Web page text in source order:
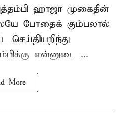
ஹாஜா முகைதீன்
போதைக் கும்பலால்
செய்தியறிந்து
என்னுடை ...
More